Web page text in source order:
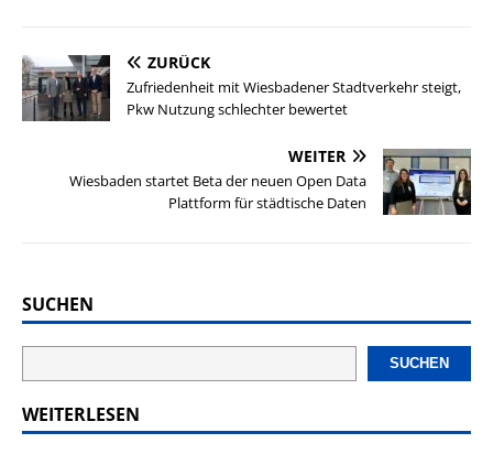
ZURÜCK
Zufriedenheit mit Wiesbadener Stadtverkehr steigt,
Pkw Nutzung schlechter bewertet
WEITER
Wiesbaden startet Beta der neuen Open Data
Plattform für städtische Daten
SUCHEN
SUCHEN
WEITERLESEN